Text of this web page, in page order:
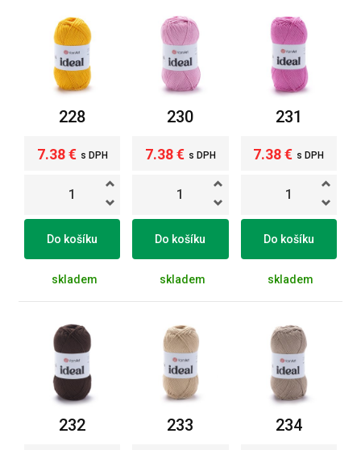
228
7.38 € s DPH
Do košíku
skladem
230
7.38 € s DPH
Do košíku
skladem
231
7.38 € s DPH
Do košíku
skladem
232 233 234